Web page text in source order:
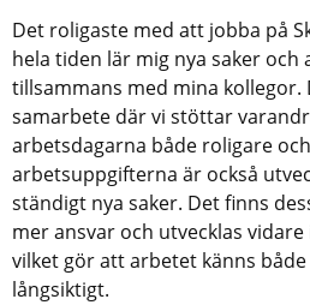
Det roligaste med att jobba på
hela tiden lär mig nya saker och
tillsammans med mina kollegor.
samarbete där vi stöttar
arbetsdagarna både roligare
arbetsuppgifterna är också
ständigt nya saker. Det finns
mer ansvar och utvecklas
vilket gör att arbetet känns
långsiktigt.